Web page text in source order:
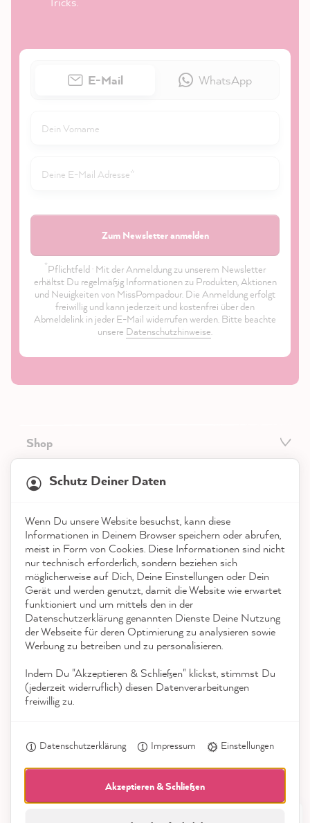
E-Mail WhatsApp
Zum Newsletter anmelden
*Pflichtfeld · Mit der Anmeldung zu unserem Newsletter
erhältst Du regelmäßig Informationen zu Produkten, Aktionen
und Neuigkeiten von MissPompadour. Die Anmeldung erfolgt
freiwillig und kann jederzeit und kostenfrei über den
Abmeldelink in jeder E-Mail widerrufen werden. Bitte beachte
unsere Datenschutzhinweise.
Shop
Service
Kontakt
App herunterladen
Auszeichnungen
Social Media
Schutz Deiner Daten
Wenn Du unsere Website besuchst, kann diese
Informationen in Deinem Browser speichern oder abrufen,
meist in Form von Cookies. Diese Informationen sind nicht
nur technisch erforderlich, sondern beziehen sich
möglicherweise auf Dich, Deine Einstellungen oder Dein
Gerät und werden genutzt, damit die Website wie erwartet
funktioniert und um mittels den in der
Datenschutzerklärung genannten Dienste Deine Nutzung
der Webseite für deren Optimierung zu analysieren sowie
Werbung zu betreiben und zu personalisieren.
Indem Du "Akzeptieren & Schließen" klickst, stimmst Du
(jederzeit widerruflich) diesen Datenverarbeitungen
freiwillig zu.
Datenschutzerklärung Impressum Einstellungen
Akzeptieren & Schließen
reviews-io
Julia M
Verifizierter Kunde
Die Lieferung kam schnell und war super
liebevoll verpackt- was die Vorfreude auf das
Streichprojekt steigerte. Die Farbe ließ sich
Hilfreich Teilen 9.8.2026